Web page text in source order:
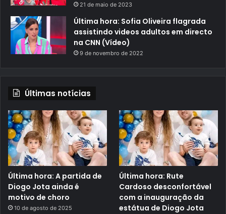
21 de maio de 2023
Última hora: Sofia Oliveira flagrada
assistindo videos adultos em directo
na CNN (Vídeo)
9 de novembro de 2022
Últimas notícias
Última hora: A partida de
Diogo Jota ainda é
motivo de choro
10 de agosto de 2025
Última hora: Rute
Cardoso desconfortável
com a inauguração da
estátua de Diogo Jota